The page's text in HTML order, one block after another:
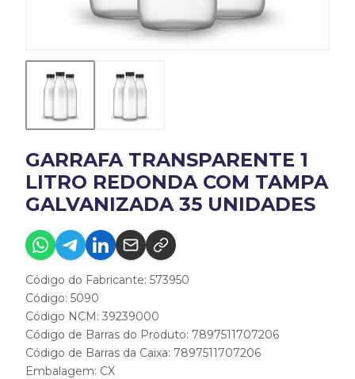
GARRAFA TRANSPARENTE 1
LITRO REDONDA COM TAMPA
GALVANIZADA 35 UNIDADES
Código do Fabricante: 573950
Código: 5090
Código NCM: 39239000
Código de Barras do Produto: 7897511707206
Código de Barras da Caixa: 7897511707206
Embalagem: CX